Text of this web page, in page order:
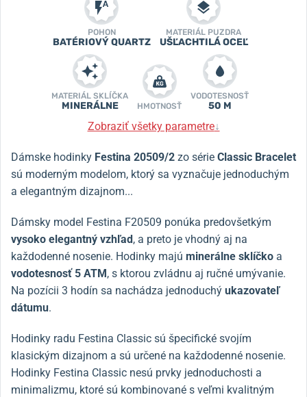
POHON
BATÉRIOVÝ QUARTZ
MATERIÁL PUZDRA
UŠĽACHTILÁ OCEĽ
MATERIÁL SKLÍČKA
MINERÁLNE HMOTNOSŤ
VODOTESNOSŤ
50 M
Zobraziť všetky parametre↓
Dámske hodinky Festina 20509/2 zo série Classic Bracelet
sú moderným modelom, ktorý sa vyznačuje jednoduchým
a elegantným dizajnom...
Dámsky model Festina F20509 ponúka predovšetkým
vysoko elegantný vzhľad, a preto je vhodný aj na
každodenné nosenie. Hodinky majú minerálne sklíčko a
vodotesnosť 5 ATM, s ktorou zvládnu aj ručné umývanie.
Na pozícii 3 hodín sa nachádza jednoduchý ukazovateľ
dátumu.
Hodinky radu Festina Classic sú špecifické svojím
klasickým dizajnom a sú určené na každodenné nosenie.
Hodinky Festina Classic nesú prvky jednoduchosti a
minimalizmu, ktoré sú kombinované s veľmi kvalitným